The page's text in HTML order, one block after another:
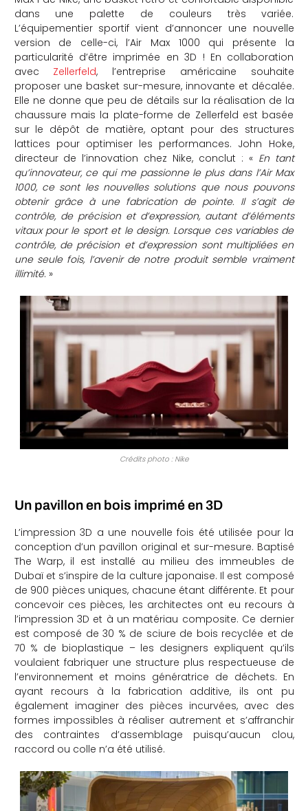
dans une palette de couleurs très variée.
L’équipementier sportif vient d’annoncer une nouvelle
version de celle-ci, l’Air Max 1000 qui présente la
particularité d’être imprimée en 3D ! En collaboration
avec Zellerfeld, l’entreprise américaine souhaite
proposer une basket sur-mesure, innovante et décalée.
Elle ne donne que peu de détails sur la réalisation de la
chaussure mais la plate-forme de Zellerfeld est basée
sur le dépôt de matière, optant pour des structures
lattices pour optimiser les performances. John Hoke,
directeur de l’innovation chez Nike, conclut : « En tant
qu’innovateur, ce qui me passionne le plus dans l’Air Max
1000, ce sont les nouvelles solutions que nous pouvons
obtenir grâce à une fabrication de pointe. Il s’agit de
contrôle, de précision et d’expression, autant d’éléments
vitaux pour le sport et le design. Lorsque ces variables de
contrôle, de précision et d’expression sont multipliées en
une seule fois, l’avenir de notre produit semble vraiment
illimité. »
Crédits photo : Nike
Un pavillon en bois imprimé en 3D
L’impression 3D a une nouvelle fois été utilisée pour la
conception d’un pavillon original et sur-mesure. Baptisé
The Warp, il est installé au milieu des immeubles de
Dubaï et s’inspire de la culture japonaise. Il est composé
de 900 pièces uniques, chacune étant différente. Et pour
concevoir ces pièces, les architectes ont eu recours à
l’impression 3D et à un matériau composite. Ce dernier
est composé de 30 % de sciure de bois recyclée et de
70 % de bioplastique – les designers expliquent qu’ils
voulaient fabriquer une structure plus respectueuse de
l’environnement et moins génératrice de déchets. En
ayant recours à la fabrication additive, ils ont pu
également imaginer des pièces incurvées, avec des
formes impossibles à réaliser autrement et s’affranchir
des contraintes d’assemblage puisqu’aucun clou,
raccord ou colle n’a été utilisé.